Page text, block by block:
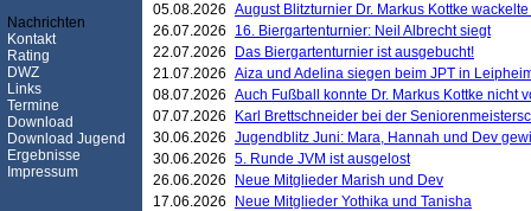
Nachrichten
Kontakt
Rating
DWZ
Links
Termine
Download
Download Jugend
Ergebnisse
Impressum
05.08.2026 August Blitzturnier Dr. Markus Kottke
26.07.2026
16. Biergartenturnier: Neil Albrecht siegt
22.07.2026
Das Biergartenturnier ist ausgebucht!
21.07.2026 Aiza und Adelina siegen beim JPT in
08.07.2026 Auch Fußball konnte Dr. Markus Kottke nicht
07.07.2026
Karl Brettschneider bei der
30.06.2026 Jugendblitz Juni: Mara, Hannah und Dev
30.06.2026 5. Runde JVM ist ausgelost
26.06.2026
Neue Mitglieder Marish und Dev
17.06.2026
Neue Mitglieder Yothika und Tanisha